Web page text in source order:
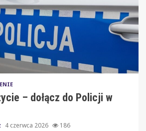
– dołącz do Policji w
4 czerwca 2026 186